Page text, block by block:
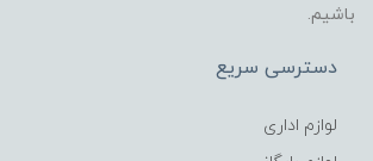
باشیم.
دسترسی سریع
لوازم اداری